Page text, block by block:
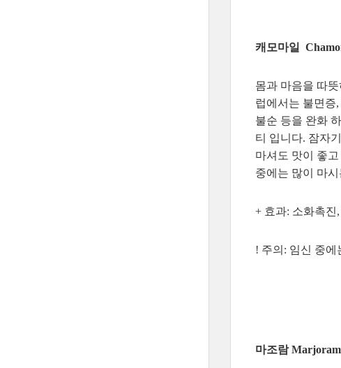
캐모마일
몸과 마음을 따
럽에서는 불면증
불순 등을 완화
티 입니다. 잠자
마셔도 맛이 좋
중에는 많이 마
+ 효과: 소화촉진
! 주의: 임신 중에
마조람 Marjoram